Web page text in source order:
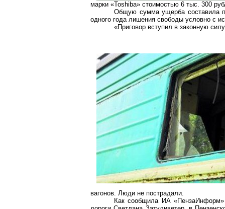
марки «Toshiba» стоимостью 6 тыс. 300
Общую сумма ущерба составила
одного года лишения свободы условно с
«Приговор вступил в законную
вагонов. Люди не пострадали.
Как сообщила ИА «ПензаИнформ»